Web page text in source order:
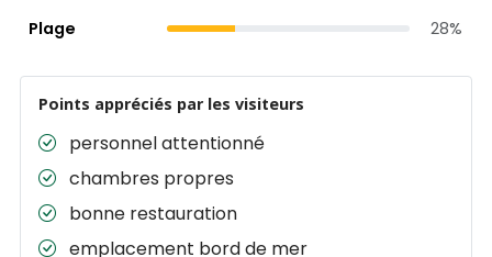
Plage
28%
Points appréciés par les visiteurs
personnel attentionné
chambres propres
bonne restauration
emplacement bord de mer